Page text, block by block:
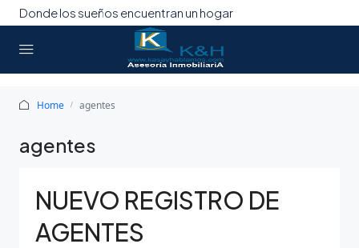
Donde los sueños encuentran un hogar
Home agentes
agentes
NUEVO REGISTRO DE
AGENTES